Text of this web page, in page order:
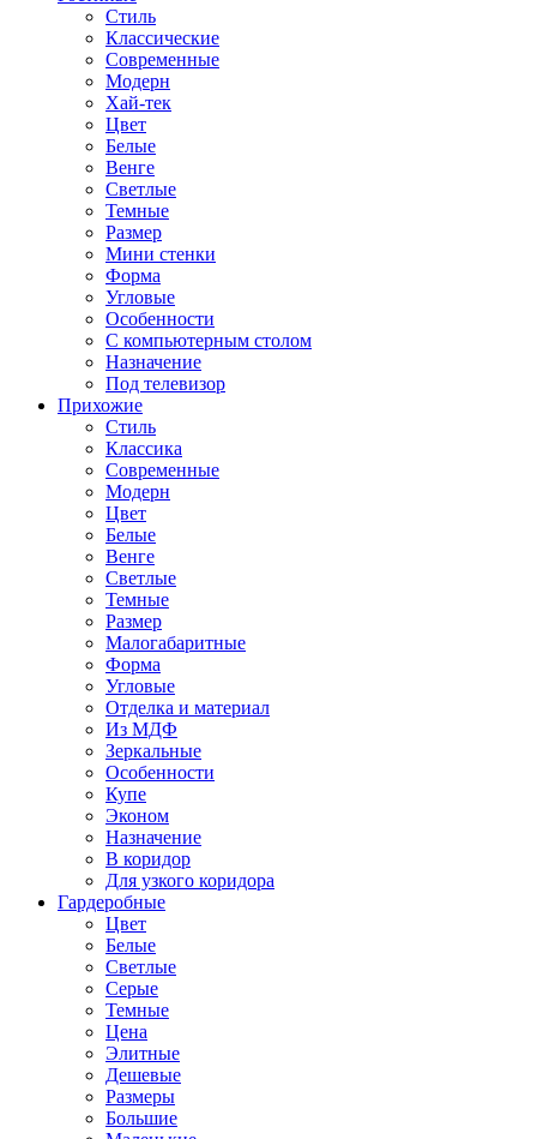
Стиль
Классические
Современные
Модерн
Хай-тек
Цвет
Белые
Венге
Светлые
Темные
Размер
Мини стенки
Форма
Угловые
Особенности
С компьютерным столом
Назначение
Под телевизор
Прихожие
Стиль
Классика
Современные
Модерн
Цвет
Белые
Венге
Светлые
Темные
Размер
Малогабаритные
Форма
Угловые
Отделка и материал
Из МДФ
Зеркальные
Особенности
Купе
Эконом
Назначение
В коридор
Для узкого коридора
Гардеробные
Цвет
Белые
Светлые
Серые
Темные
Цена
Элитные
Дешевые
Размеры
Большие